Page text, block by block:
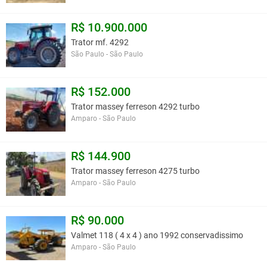
R$ 10.900.000
Trator mf. 4292
São Paulo - São Paulo
R$ 152.000
Trator massey ferreson 4292 turbo
Amparo - São Paulo
R$ 144.900
Trator massey ferreson 4275 turbo
Amparo - São Paulo
R$ 90.000
Valmet 118 ( 4 x 4 ) ano 1992 conservadissimo
Amparo - São Paulo